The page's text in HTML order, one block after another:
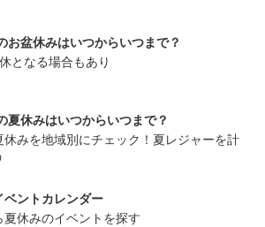
お盆休みはいつからいつまで？
となる場合もあり
夏休みはいつからいつまで？
休みを地域別にチェック！夏レジャーを計
ベントカレンダー
夏休みのイベントを探す